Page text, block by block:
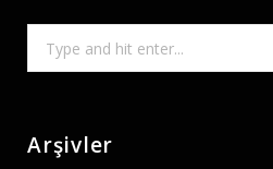
Arşivler